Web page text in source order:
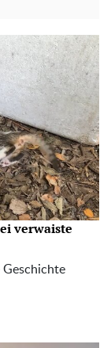
verwaiste